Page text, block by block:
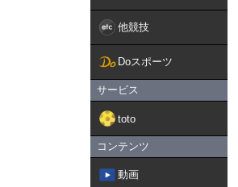
他競技
Doスポーツ
サービス
toto
コンテンツ
動画